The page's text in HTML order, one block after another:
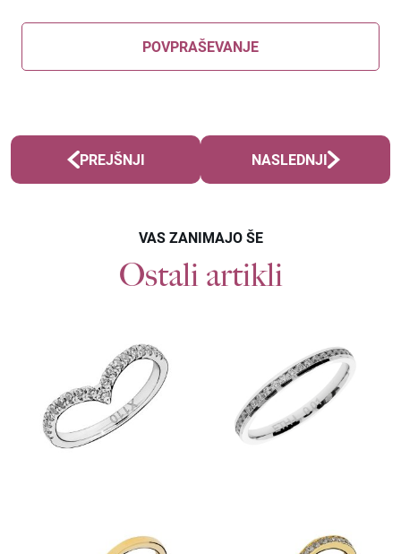
POVPRAŠEVANJE
PREJŠNJI NASLEDNJI
VAS ZANIMAJO ŠE
Ostali artikli